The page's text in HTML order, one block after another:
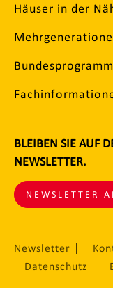
Häuser in der
Bundesprogramm
BLEIBEN SIE AUF
NEWSLETTER.
NEWSLETTER
Newsletter
Datenschutz